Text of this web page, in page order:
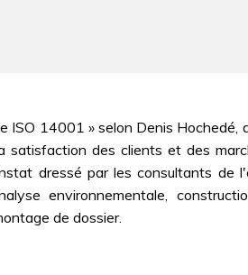
ISO 14001 » selon Denis Hochedé,
des clients et des
dressé par les consultants de
environnementale,
de dossier.